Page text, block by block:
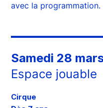
avec la
Samedi 28
Espace jouable
Cirque